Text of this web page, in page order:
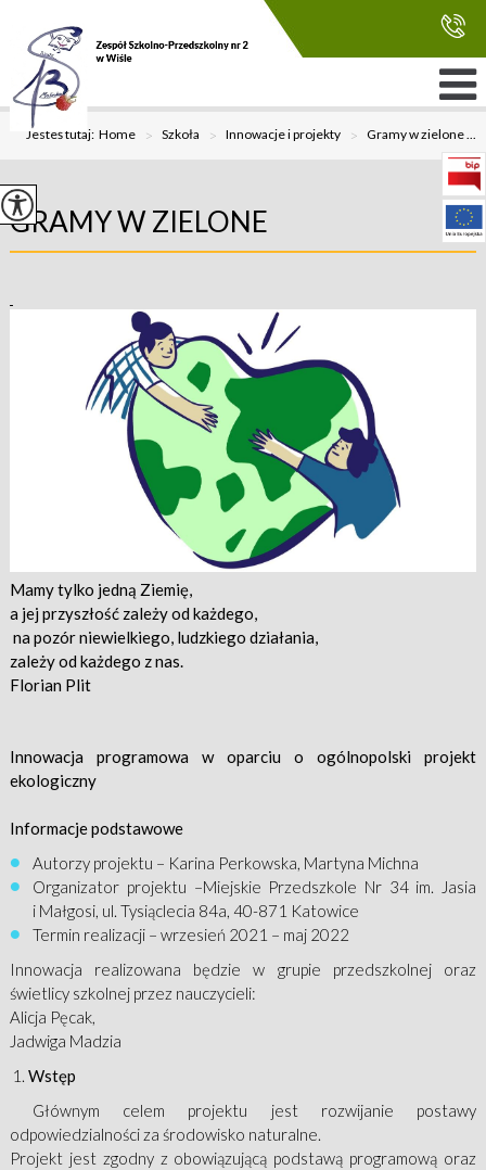
Jesteś tutaj:Home > Szkoła > Innowacje i projekty > Gramy w zielone ...
GRAMY W ZIELONE
Mamy tylko jedną Ziemię,
a jej przyszłość zależy od każdego,
na pozór niewielkiego, ludzkiego działania,
zależy od każdego z nas.
Florian Plit
Innowacja programowa w oparciu o ogólnopolski projekt
ekologiczny
Informacje podstawowe
Autorzy projektu – Karina Perkowska, Martyna Michna
Organizator projektu –Miejskie Przedszkole Nr 34 im. Jasia
i Małgosi, ul. Tysiąclecia 84a, 40-871 Katowice
Termin realizacji – wrzesień 2021 – maj 2022
Innowacja realizowana będzie w grupie przedszkolnej oraz
świetlicy szkolnej przez nauczycieli:
Alicja Pęcak,
Jadwiga Madzia
Wstęp
Głównym celem projektu jest rozwijanie postawy
odpowiedzialności za środowisko naturalne.
Projekt jest zgodny z obowiązującą podstawą programową oraz